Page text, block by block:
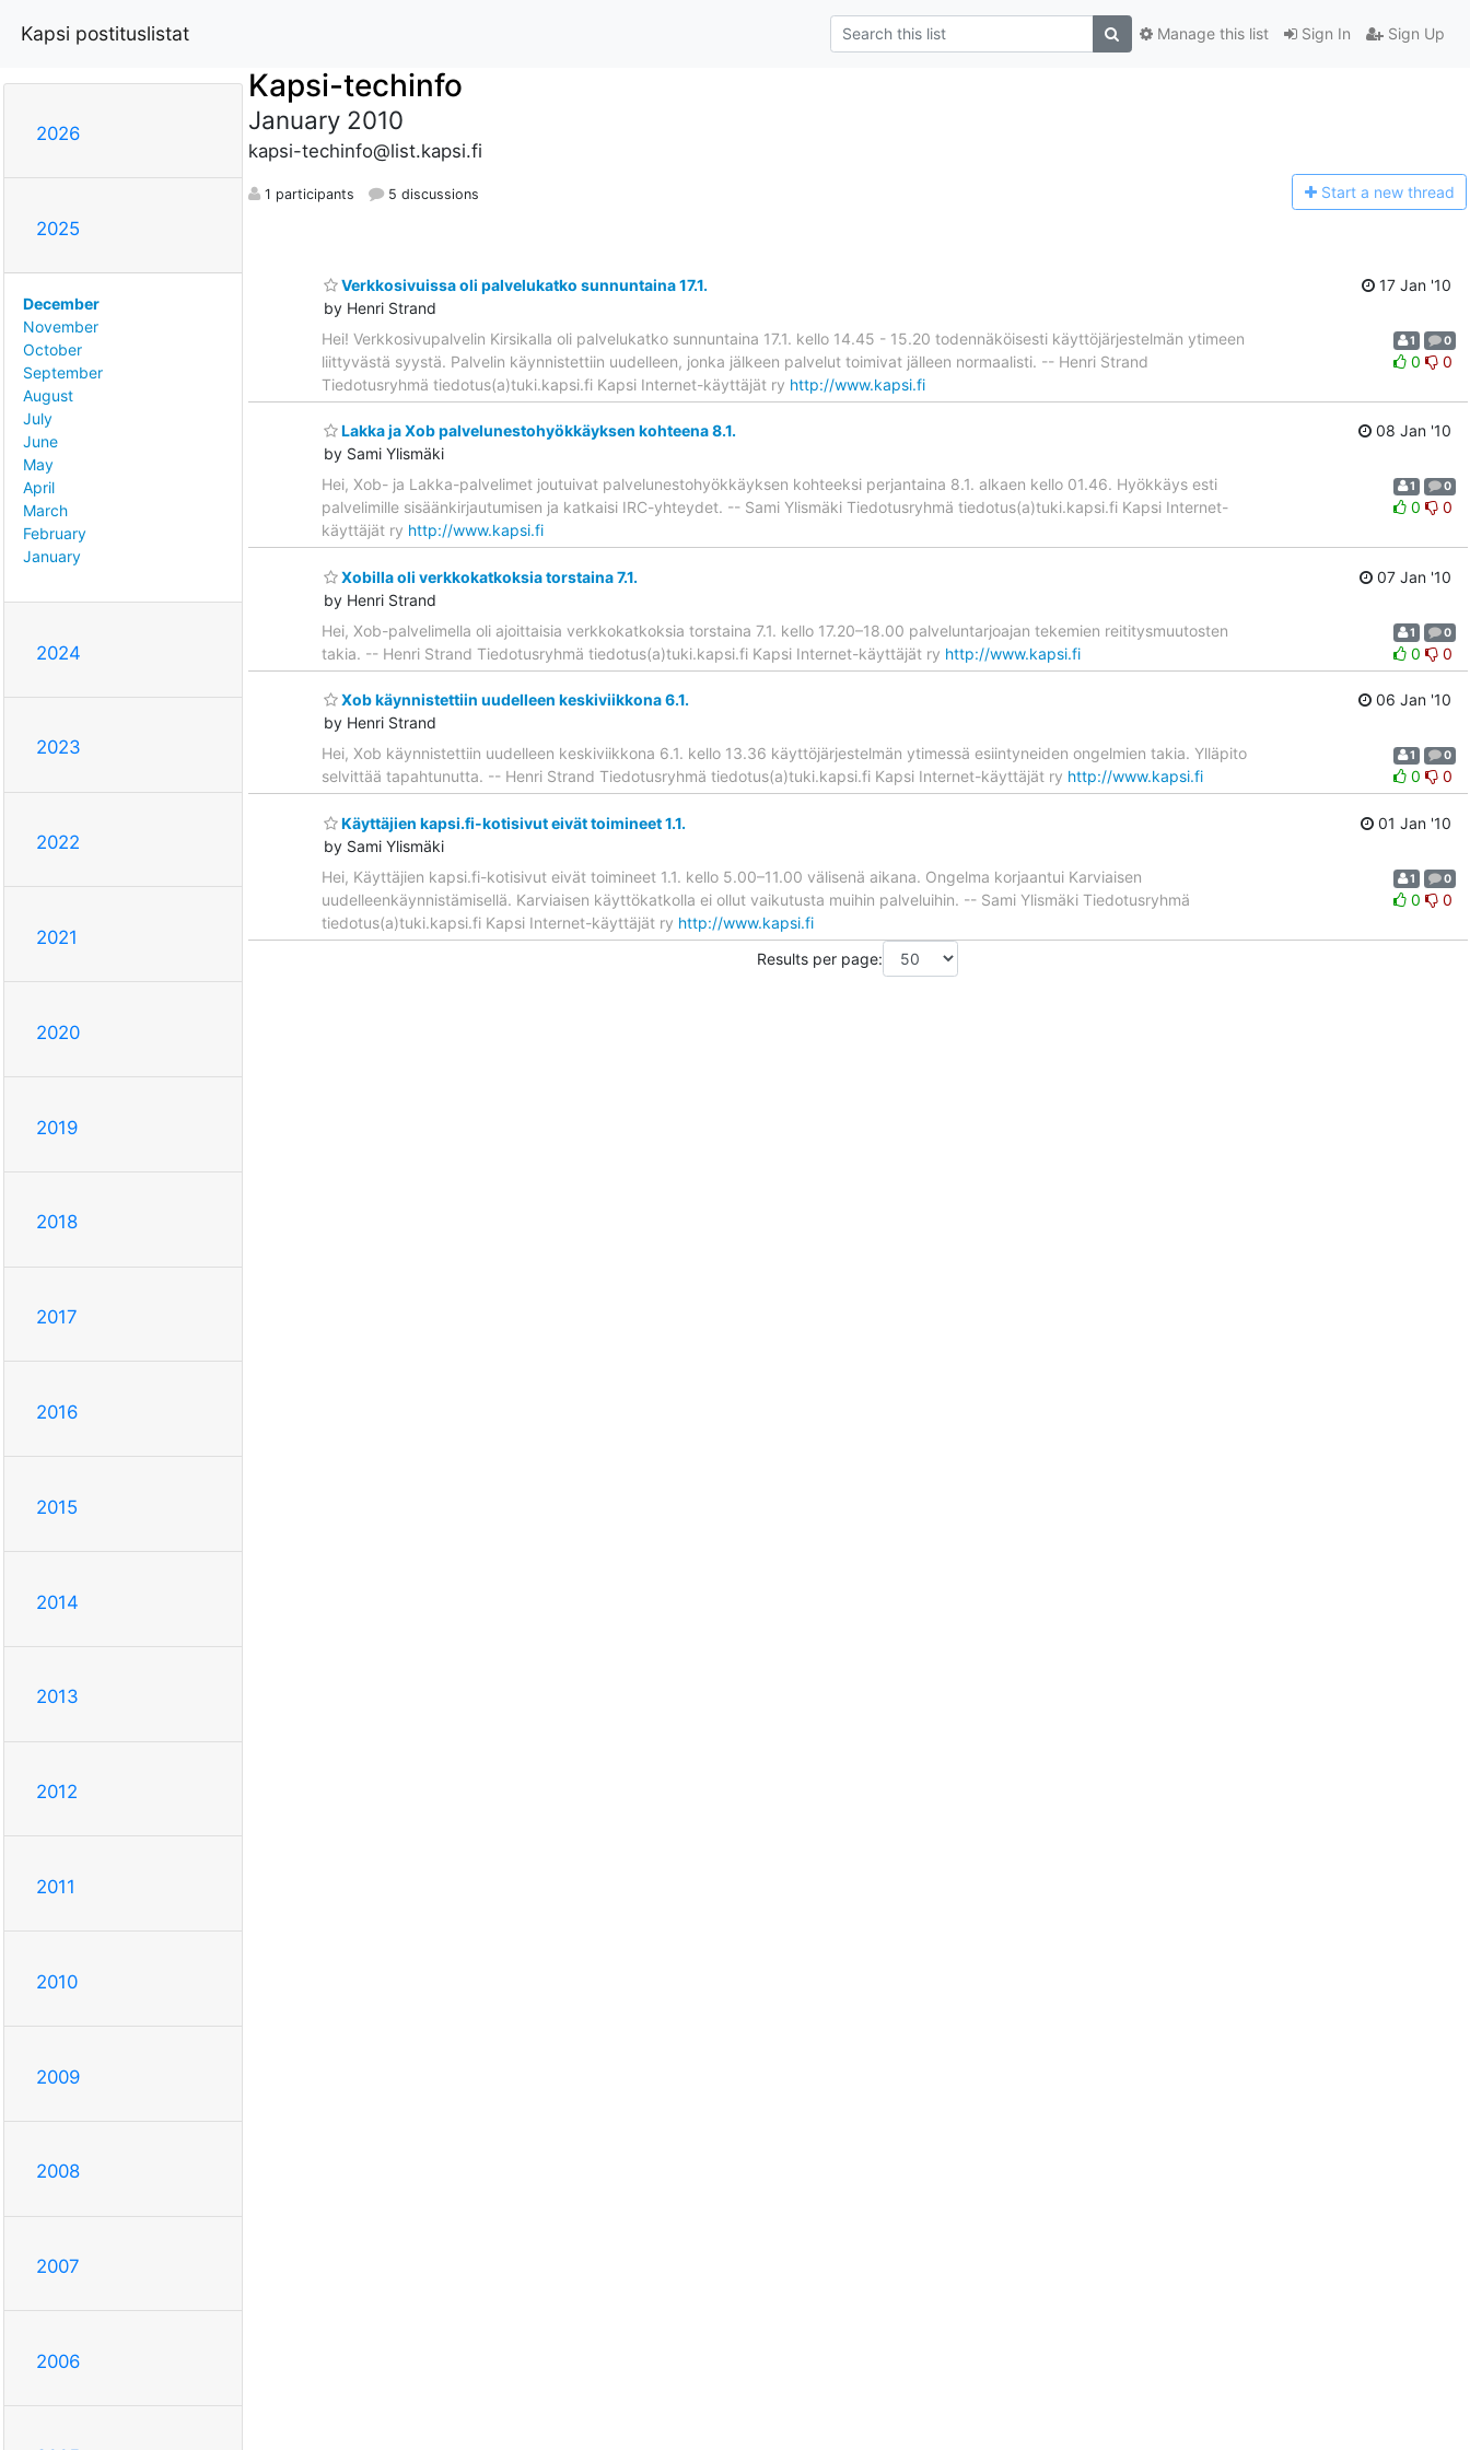
Kapsi postituslistat Sign In Sign Up
Manage this list
2026
2025
December
November
October
September
August
July
June
May
April
March
February
January
2024
2023
2022
2021
2020
2019
2018
2017
2016
2015
2014
2013
2012
2011
2010
2009
2008
2007
2006
Kapsi-techinfo
January 2010
kapsi-techinfo@list.kapsi.fi
1 participants 5 discussions Start a new thread
Verkkosivuissa oli palvelukatko sunnuntaina 17.1.
by Henri Strand
17 Jan '10
Hei! Verkkosivupalvelin Kirsikalla oli palvelukatko sunnuntaina 17.1. kello 14.45 - 15.20 todennäköisesti käyttöjärjestelmän ytimeen
liittyvästä syystä. Palvelin käynnistettiin uudelleen, jonka jälkeen palvelut toimivat jälleen normaalisti. -- Henri Strand
Tiedotusryhmä tiedotus(a)tuki.kapsi.fi Kapsi Internet-käyttäjät ry http://www.kapsi.fi
1 0
0 0
Lakka ja Xob palvelunestohyökkäyksen kohteena 8.1.
by Sami Ylismäki
08 Jan '10
Hei, Xob- ja Lakka-palvelimet joutuivat palvelunestohyökkäyksen kohteeksi perjantaina 8.1. alkaen kello 01.46. Hyökkäys esti
palvelimille sisäänkirjautumisen ja katkaisi IRC-yhteydet. -- Sami Ylismäki Tiedotusryhmä tiedotus(a)tuki.kapsi.fi Kapsi Internet-
käyttäjät ry http://www.kapsi.fi
1 0
0 0
Xobilla oli verkkokatkoksia torstaina 7.1.
by Henri Strand
07 Jan '10
Hei, Xob-palvelimella oli ajoittaisia verkkokatkoksia torstaina 7.1. kello 17.20–18.00 palveluntarjoajan tekemien reititysmuutosten
takia. -- Henri Strand Tiedotusryhmä tiedotus(a)tuki.kapsi.fi Kapsi Internet-käyttäjät ry http://www.kapsi.fi
1 0
0 0
Xob käynnistettiin uudelleen keskiviikkona 6.1.
by Henri Strand
06 Jan '10
Hei, Xob käynnistettiin uudelleen keskiviikkona 6.1. kello 13.36 käyttöjärjestelmän ytimessä esiintyneiden ongelmien takia. Ylläpito
selvittää tapahtunutta. -- Henri Strand Tiedotusryhmä tiedotus(a)tuki.kapsi.fi Kapsi Internet-käyttäjät ry http://www.kapsi.fi
1 0
0 0
Käyttäjien kapsi.fi-kotisivut eivät toimineet 1.1.
by Sami Ylismäki
01 Jan '10
Hei, Käyttäjien kapsi.fi-kotisivut eivät toimineet 1.1. kello 5.00–11.00 välisenä aikana. Ongelma korjaantui Karviaisen
uudelleenkäynnistämisellä. Karviaisen käyttökatkolla ei ollut vaikutusta muihin palveluihin. -- Sami Ylismäki Tiedotusryhmä
tiedotus(a)tuki.kapsi.fi Kapsi Internet-käyttäjät ry http://www.kapsi.fi
1 0
0 0
Results per page: